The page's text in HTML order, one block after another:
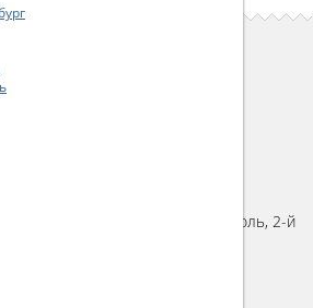
САЙТА
Как сделать заказ
соглашение
конфиденциальности
д.22, помещение 46, цоколь, 2-й